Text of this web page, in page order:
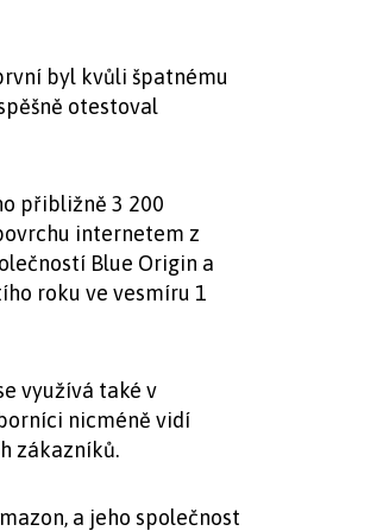
byl kvůli špatnému
otestoval
přibližně 3 200
internetem z
Blue Origin a
roku ve vesmíru 1
využívá také v
nicméně vidí
zákazníků.
a jeho společnost